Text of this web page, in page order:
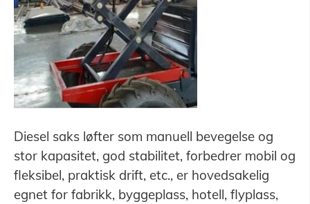
Diesel saks løfter som manuell bevegelse og
stor kapasitet, god stabilitet, forbedrer mobil og
fleksibel, praktisk drift, etc., er hovedsakelig
egnet for fabrikk, byggeplass, hotell, flyplass,